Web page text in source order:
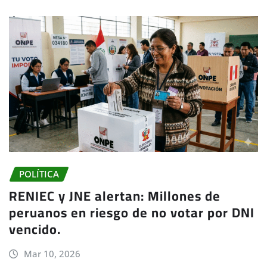
POLÍTICA
RENIEC y JNE alertan: Millones de
peruanos en riesgo de no votar por DNI
vencido.
Mar 10, 2026